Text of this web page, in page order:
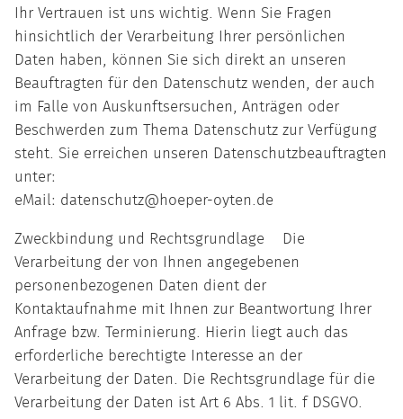
Ihr Vertrauen ist uns wichtig. Wenn Sie Fragen
hinsichtlich der Verarbeitung Ihrer persönlichen
Daten haben, können Sie sich direkt an unseren
Beauftragten für den Datenschutz wenden, der auch
im Falle von Auskunftsersuchen, Anträgen oder
Beschwerden zum Thema Datenschutz zur Verfügung
steht. Sie erreichen unseren Datenschutzbeauftragten
unter:
eMail: datenschutz@hoeper-oyten.de
Zweckbindung und Rechtsgrundlage Die
Verarbeitung der von Ihnen angegebenen
personenbezogenen Daten dient der
Kontaktaufnahme mit Ihnen zur Beantwortung Ihrer
Anfrage bzw. Terminierung. Hierin liegt auch das
erforderliche berechtigte Interesse an der
Verarbeitung der Daten. Die Rechtsgrundlage für die
Verarbeitung der Daten ist Art 6 Abs. 1 lit. f DSGVO.